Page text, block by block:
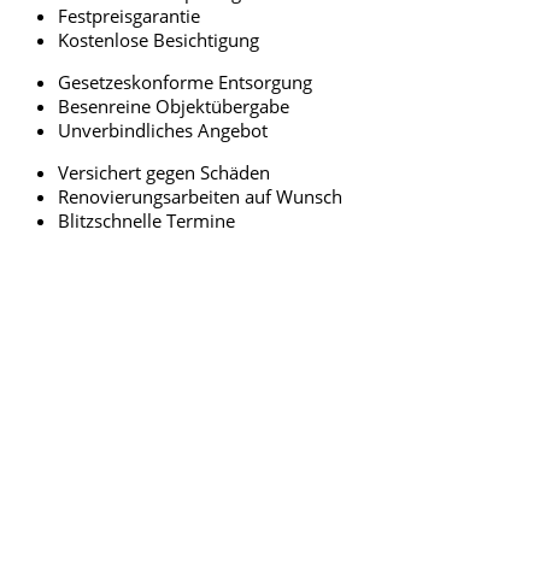
Festpreisgarantie
Kostenlose Besichtigung
Gesetzeskonforme Entsorgung
Besenreine Objektübergabe
Unverbindliches Angebot
Versichert gegen Schäden
Renovierungsarbeiten auf Wunsch
Blitzschnelle Termine